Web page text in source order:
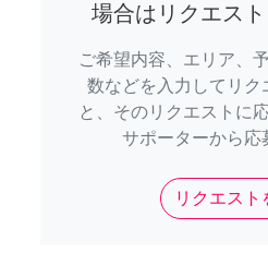
場合はリクエス
ご希望内容、エリア、
数などを入力してリク
と、そのリクエストに
サポーターから応
リクエスト